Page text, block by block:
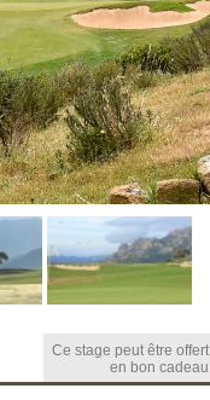
Ce stage peut être offert
en bon cadeau